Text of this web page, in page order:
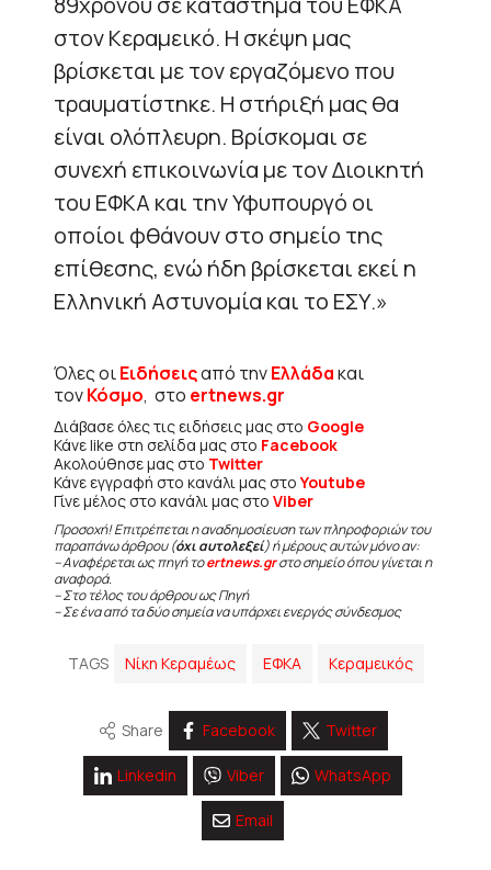
στον Κεραμεικό. Η σκέψη μας
βρίσκεται με τον εργαζόμενο που
τραυματίστηκε. Η στήριξή μας θα
είναι ολόπλευρη. Βρίσκομαι σε
συνεχή επικοινωνία με τον Διοικητή
του ΕΦΚΑ και την Υφυπουργό οι
οποίοι φθάνουν στο σημείο της
επίθεσης, ενώ ήδη βρίσκεται εκεί η
Ελληνική Αστυνομία και το ΕΣΥ.»
Όλες οιΕιδήσειςαπό τηνΕλλάδακαι
τονΚόσμο, στο ertnews.gr
Διάβασε όλες τις ειδήσεις μας στο Google
Κάνε like στη σελίδα μας στο Facebook
Ακολούθησε μας στο Twitter
Κάνε εγγραφή στο κανάλι μας στοYoutube
Γίνε μέλος στο κανάλι μας στο Viber
Προσοχή! Επιτρέπεται η αναδημοσίευση των πληροφοριών του
παραπάνω άρθρου (όχι αυτολεξεί) ή μέρους αυτών μόνο αν:
– Αναφέρεται ως πηγή τοertnews.grστο σημείο όπου γίνεται η
αναφορά.
– Στο τέλος του άρθρου ως Πηγή
– Σε ένα από τα δύο σημεία να υπάρχει ενεργός σύνδεσμος
TAGS Nίκη Κεραμέως ΕΦΚΑ Κεραμεικός
Share Facebook Twitter
Linkedin Viber WhatsApp
Email